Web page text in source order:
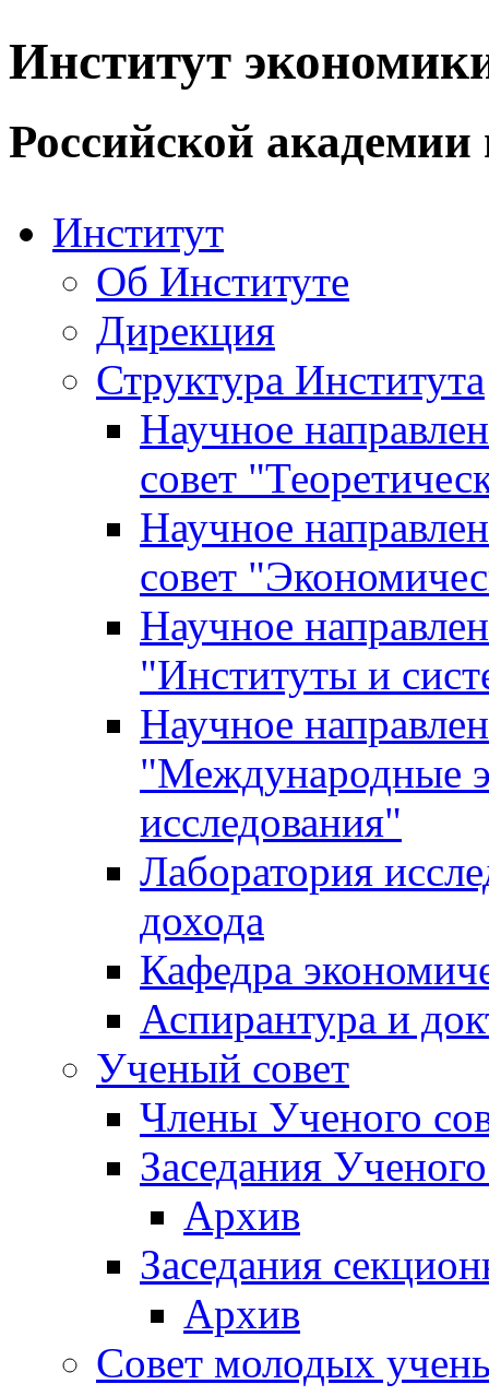
Институт
Российской академии
Институт
Об Институте
Дирекция
Структура Института
Научное
совет
Научное
совет
Научное
"Институты и
Научное
"Международные
исследования"
Лаборатория
дохода
Кафедра
Аспирантура и
Ученый совет
Члены Ученого
Заседания
Архив
Заседания
Архив
Совет молодых